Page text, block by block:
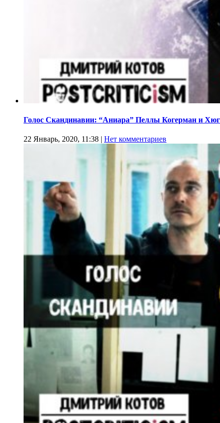
Голос Скандинавии: “Аниара” Пеллы Когерман и
22 Январь, 2020, 11:38 | Нет комментариев